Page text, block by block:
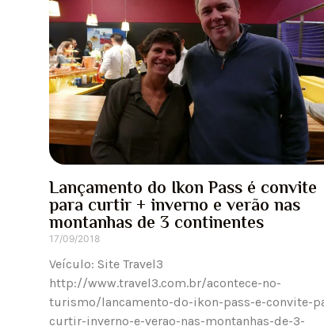
Lançamento do Ikon Pass é convite
para curtir + inverno e verão nas
montanhas de 3 continentes
17/09/2018
Veículo: Site Travel3
http://www.travel3.com.br/acontece-no-
turismo/lancamento-do-ikon-pass-e-convite-
curtir-inverno-e-verao-nas-montanhas-de-3-